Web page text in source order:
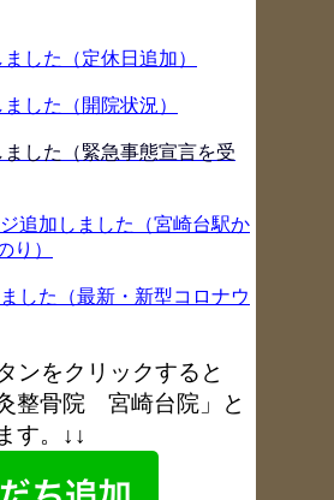
した（定休日追加）
した（開院状況）
した（緊急事態宣言を受
追加しました（宮崎台駅か
り）
した（最新・新型コロナウ
した（年末年始お休み情
した（お盆休み
した（1周年を振り返り
ンをクリックすると
整骨院 宮崎台院」と
す。↓↓